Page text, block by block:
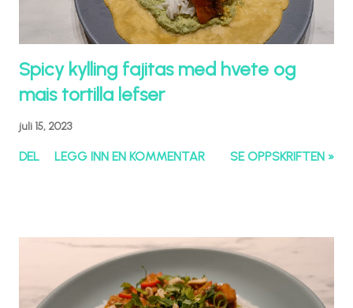
Spicy kylling fajitas med hvete og
mais tortilla lefser
juli 15, 2023
DEL LEGG INN EN KOMMENTAR SE OPPSKRIFTEN »